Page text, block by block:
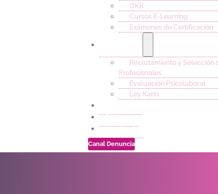
OKR
Cursos E-Learning
Exámenes de Certificación
Reclutamiento y Selección
Profesionales
Evaluación Psicolaboral
Ley Karin
Noticias
Contacto
Canal Denuncia